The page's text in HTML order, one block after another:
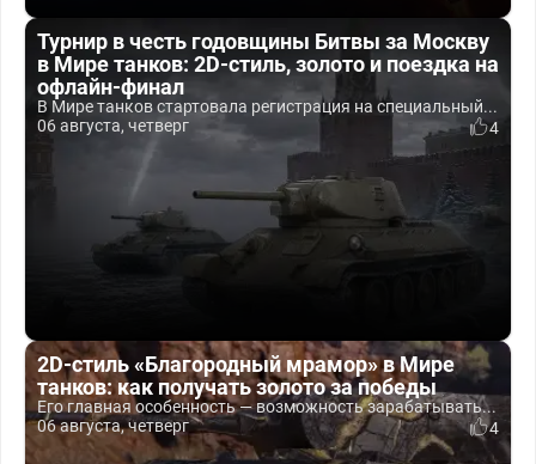
Турнир в честь годовщины Битвы за Москву
в Мире танков: 2D-стиль, золото и поездка на
офлайн-финал
В Мире танков стартовала регистрация на специальный...
06 августа, четверг
4
2D-стиль «Благородный мрамор» в Мире
танков: как получать золото за победы
Его главная особенность — возможность зарабатывать...
06 августа, четверг
4